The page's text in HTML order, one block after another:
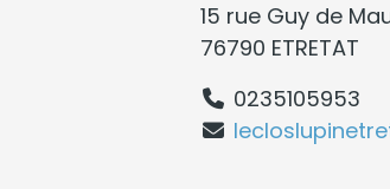
15 rue Guy de
76790 ETRETAT
0235105953